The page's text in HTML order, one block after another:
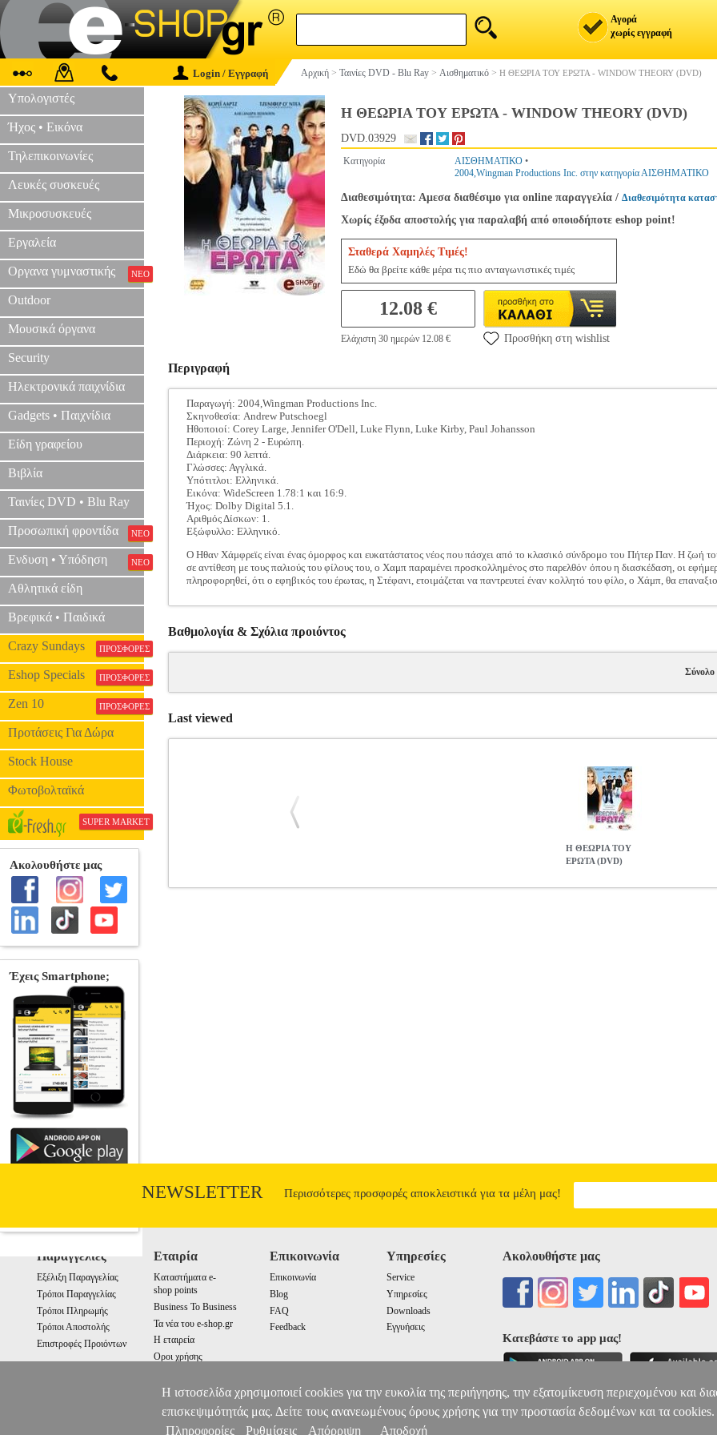
Αγορά
χωρίς εγγραφή
Login / Εγγραφή Αρχική > Ταινίες DVD - Blu Ray > Αισθηματικό > Η ΘΕΩΡΙΑ ΤΟΥ ΕΡΩΤΑ - WINDOW THEORY (DVD)
Υπολογιστές
Ήχος • Εικόνα
Τηλεπικοινωνίες
Λευκές συσκευές
Μικροσυσκευές
Εργαλεία
Οργανα γυμναστικής ΝΕΟ
Outdoor
Μουσικά όργανα
Security
Ηλεκτρονικά παιχνίδια
Gadgets • Παιχνίδια
Είδη γραφείου
Βιβλία
Ταινίες DVD • Blu Ray
Προσωπική φροντίδα ΝΕΟ
Ενδυση • Υπόδηση ΝΕΟ
Αθλητικά είδη
Βρεφικά • Παιδικά
Crazy Sundays ΠΡΟΣΦΟΡΕΣ
Eshop Specials ΠΡΟΣΦΟΡΕΣ
Zen 10 ΠΡΟΣΦΟΡΕΣ
Προτάσεις Για Δώρα
Stock House
Φωτοβολταϊκά
SUPER MARKET
Η ΘΕΩΡΙΑ ΤΟΥ ΕΡΩΤΑ - WINDOW THEORY (DVD)
DVD.03929
Κατηγορία ΑΙΣΘΗΜΑΤΙΚΟ•
2004,Wingman Productions Inc. στην κατηγορία ΑΙΣΘΗΜΑΤΙΚΟ
Διαθεσιμότητα: Αμεσα διαθέσιμο για online παραγγελία / Διαθεσιμότητα
Χωρίς έξοδα αποστολής για παραλαβή από οποιοδήποτε eshop point!
Σταθερά Χαμηλές Τιμές!
Εδώ θα βρείτε κάθε μέρα τις πιο ανταγωνιστικές τιμές
12.08 €
Ελάχιστη 30 ημερών 12.08 € Προσθήκη στη wishlist
Περιγραφή
Παραγωγή: 2004,Wingman Productions Inc.
Σκηνοθεσία: Andrew Putschoegl
Ηθοποιοί: Corey Large, Jennifer O'Dell, Luke Flynn, Luke Kirby, Paul Johansson
Περιοχή: Ζώνη 2 - Ευρώπη.
Διάρκεια: 90 λεπτά.
Γλώσσες: Αγγλικά.
Υπότιτλοι: Ελληνικά.
Εικόνα: WideScreen 1.78:1 και 16:9.
Ήχος: Dolby Digital 5.1.
Αριθμός Δίσκων: 1.
Εξώφυλλο: Ελληνικό.
Ο Ηθαν Χάμφρεϊς είναι ένας όμορφος και ευκατάστατος νέος που πάσχει από το κλασικό σύνδρομο του Πήτερ Παν. Η ζωή του
σε αντίθεση με τους παλιούς του φίλους του, ο Χαμπ παραμένει προσκολλημένος στο παρελθόν όπου η διασκέδαση, οι
πληροφορηθεί, ότι ο εφηβικός του έρωτας, η Στέφανι, ετοιμάζεται να παντρευτεί έναν κολλητό του φίλο, ο Χάμπ, θα
Βαθμολογία & Σχόλια προιόντος
Last viewed
Η ΘΕΩΡΙΑ ΤΟΥ
ΕΡΩΤΑ (DVD)
NEWSLETTER Περισσότερες προσφορές αποκλειστικά για τα μέλη μας!
Παραγγελίες
Εξέλιξη Παραγγελίας
Τρόποι Παραγγελίας
Τρόποι Πληρωμής
Τρόποι Αποστολής
Επιστροφές Προιόντων
Εταιρία
Καταστήματα e-
shop points
Business To Business
Τα νέα του e-shop.gr
Η εταιρεία
Οροι χρήσης
Επικοινωνία
Επικοινωνία
Blog
FAQ
Feedback
Υπηρεσίες
Service
Υπηρεσίες
Downloads
Εγγυήσεις
Ακολουθήστε μας
Κατεβάστε το app μας!
Η ιστοσελίδα χρησιμοποιεί cookies για την ευκολία της περιήγησης, την εξατομίκευση περιεχομένου και
επισκεψιμότητάς μας. Δείτε τους ανανεωμένους όρους χρήσης για την προστασία δεδομένων και τα cookies.
Πληροφορίες
Ρυθμίσεις Απόρριψη Αποδοχή